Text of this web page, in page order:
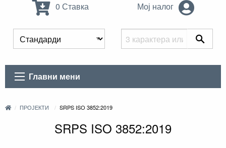
0 Ставка Мој налог
Главни мени
ПРОЈЕКТИ SRPS ISO 3852:2019
SRPS ISO 3852:2019